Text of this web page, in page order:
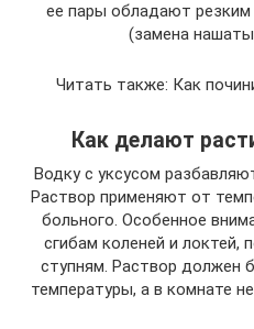
ее пары обладают
(замена
Читать также: Как
Как делают
Водку с уксусом
Раствор применяют от
больного. Особенное
сгибам коленей и
ступням. Раствор должен
температуры, а в комнате